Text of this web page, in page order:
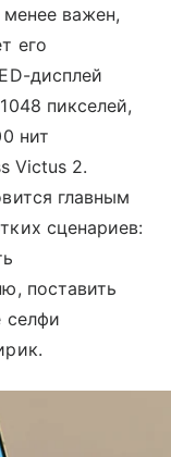
важен,
его
дисплей
пикселей,
нит
Victus 2.
главным
сценариев:
поставить
селфи